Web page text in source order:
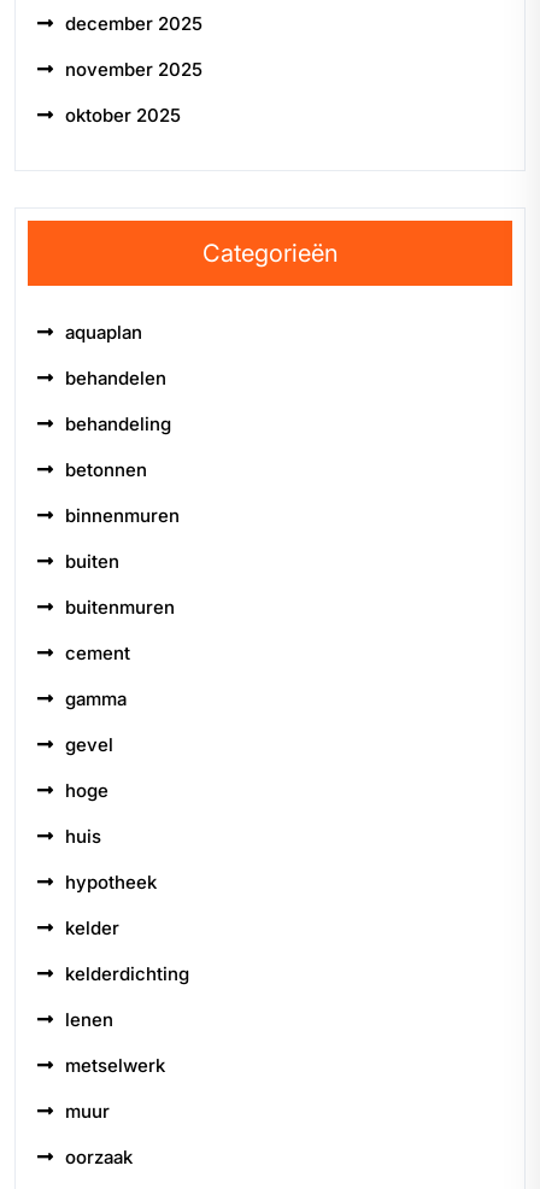
december 2025
november 2025
oktober 2025
Categorieën
aquaplan
behandelen
behandeling
betonnen
binnenmuren
buiten
buitenmuren
cement
gamma
gevel
hoge
huis
hypotheek
kelder
kelderdichting
lenen
metselwerk
muur
oorzaak